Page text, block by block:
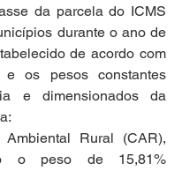
da parcela do ICMS
durante o ano de
de acordo com
e os pesos constantes
e dimensionados da
Rural (CAR),
o peso de 15,81%